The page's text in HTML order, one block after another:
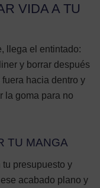
VIDA A TU
llega el entintado:
y borrar después
hacia dentro y
la goma para no
TU MANGA
presupuesto y
acabado plano y